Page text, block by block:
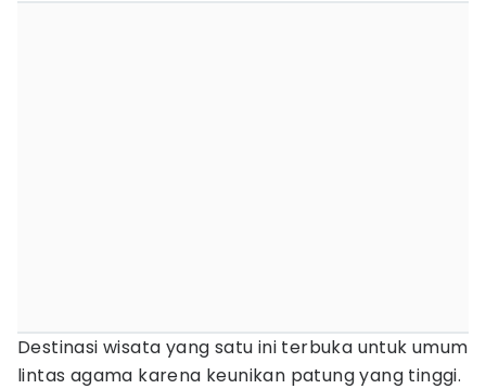
Destinasi wisata yang satu ini terbuka untuk umum
lintas agama karena keunikan patung yang tinggi.